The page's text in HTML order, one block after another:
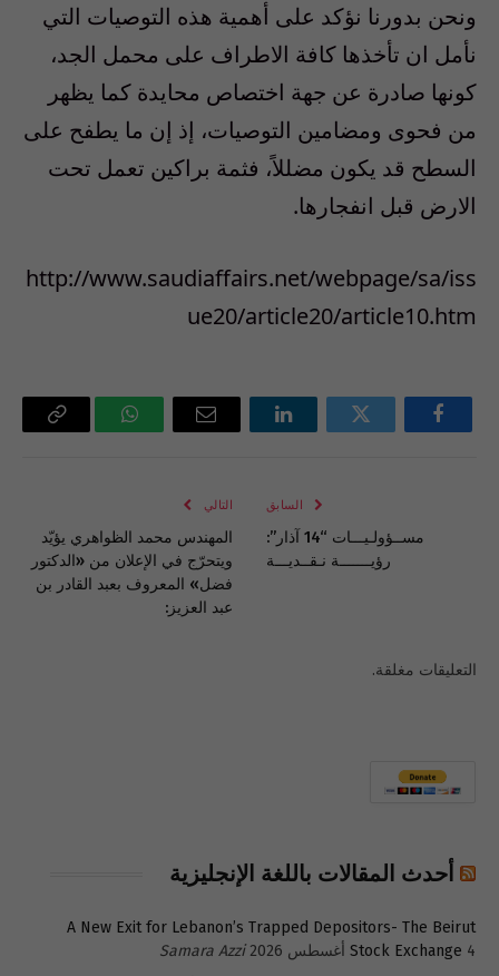
ونحن بدورنا نؤكد على أهمية هذه التوصيات التي
نأمل ان تأخذها كافة الاطراف على محمل الجد،
كونها صادرة عن جهة اختصاص محايدة كما يظهر
من فحوى ومضامين التوصيات، إذ إن ما يطفح على
السطح قد يكون مضللاً، فثمة براكين تعمل تحت
الارض قبل انفجارها.
http://www.saudiaffairs.net/webpage/sa/iss
ue20/article20/article10.htm
فيسبوك تويتر لينكدإن
البريد
واتساب Copy
السابق
مســؤولـيـــات “14 آذار”:
رؤيـــــــة نـقــديـــة
التالي
المهندس محمد الظواهري يؤيّد
ويتحرّج في الإعلان من «الدكتور
فضل» المعروف بعبد القادر بن
عبد العزيز:
التعليقات مغلقة.
أحدث المقالات باللغة الإنجليزية
A New Exit for Lebanon’s Trapped Depositors- The Beirut
Stock Exchange 4 أغسطس 2026
Samara Azzi